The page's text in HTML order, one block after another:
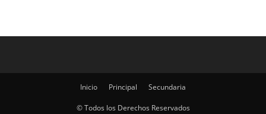
Inicio Principal Secundaria
© Todos los Derechos Reservados